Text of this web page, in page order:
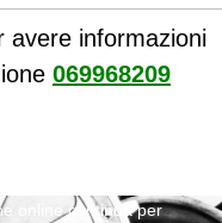
avere informazioni
069968209
online continua per